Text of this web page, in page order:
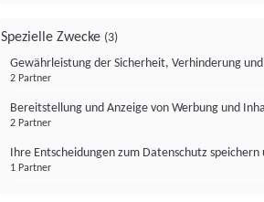
Spezielle Zwecke (3)
Gewährleistung der Sicherheit, Verhinderung
2 Partner
Bereitstellung und Anzeige von Werbung und
2 Partner
Ihre Entscheidungen zum Datenschutz
1 Partner